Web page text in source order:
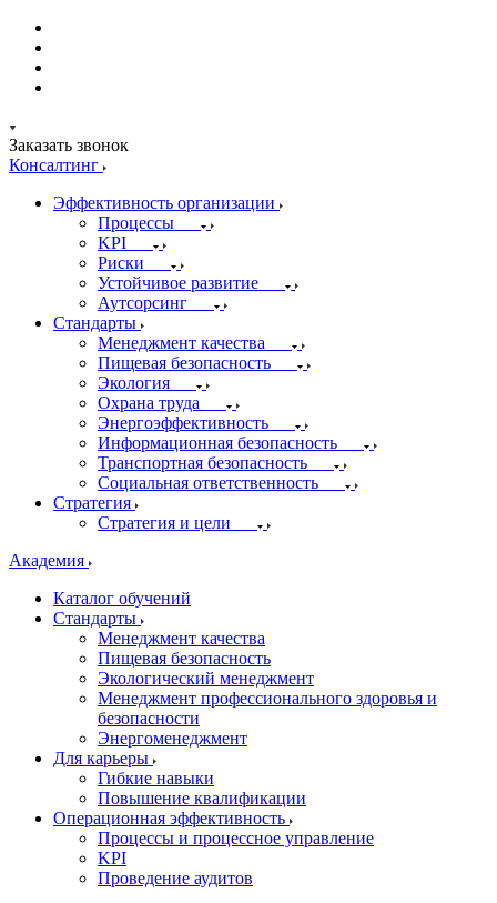
Заказать звонок
Консалтинг
Эффективность организации
Процессы
KPI
Риски
Устойчивое развитие
Аутсорсинг
Стандарты
Менеджмент качества
Пищевая безопасность
Экология
Охрана труда
Энергоэффективность
Информационная безопасность
Транспортная безопасность
Социальная ответственность
Стратегия
Стратегия и цели
Академия
Каталог обучений
Стандарты
Менеджмент качества
Пищевая безопасность
Экологический менеджмент
Менеджмент профессионального здоровья и
безопасности
Энергоменеджмент
Для карьеры
Гибкие навыки
Повышение квалификации
Операционная эффективность
Процессы и процессное управление
KPI
Проведение аудитов